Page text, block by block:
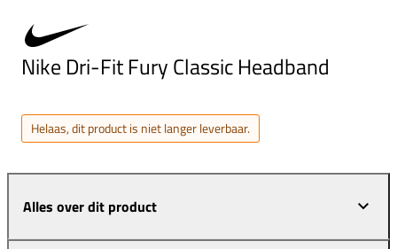
Nike Dri-Fit Fury Classic Headband
Helaas, dit product is niet langer leverbaar.
Alles over dit product